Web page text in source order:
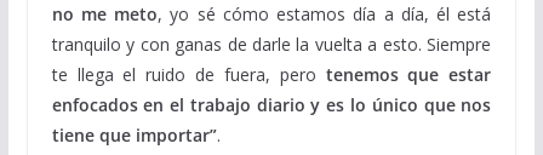
no me meto, yo sé cómo estamos día a día, él está
tranquilo y con ganas de darle la vuelta a esto. Siempre
te llega el ruido de fuera, pero tenemos que estar
enfocados en el trabajo diario y es lo único que nos
tiene que importar”.